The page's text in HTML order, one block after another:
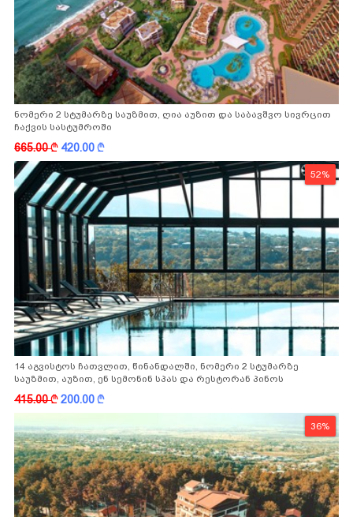
ნომერი 2 სტუმარზე საუზმით, ღია აუზით და საბავშვო სივრცით
ჩაქვის სასტუმროში
665.00k 420.00k
52%
14 აგვისტოს ჩათვლით, წინანდალში, ნომერი 2 სტუმარზე
საუზმით, აუზით, ენ სემონინ სპას და რესტორან პინოს
ფასდაკლებით
415.00k200.00k
36%